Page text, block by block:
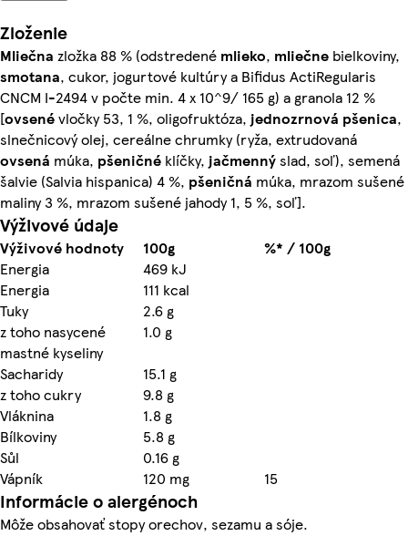
Zloženie
Mliečna zložka 88 % (odstredené mlieko, mliečne bielkoviny,
smotana, cukor, jogurtové kultúry a Bifidus ActiRegularis
CNCM I-2494 v počte min. 4 x 10^9/ 165 g) a granola 12 %
[ovsenévločky 53, 1 %, oligofruktóza, jednozrnová pšenica,
slnečnicový olej, cereálne chrumky (ryža, extrudovaná
ovsená múka, pšeničné klíčky, jačmennýslad, soľ), semená
šalvie (Salvia hispanica) 4 %, pšeničná múka, mrazom sušené
maliny 3 %, mrazom sušené jahody 1, 5 %, soľ].
Výživové údaje
Výživové hodnoty 100g
%* / 100g
Energia
469 kJ
Energia
111 kcal
Tuky
2.6 g
z toho nasycené
mastné kyseliny
1.0 g
Sacharidy
15.1 g
z toho cukry
9.8 g
Vláknina
1.8 g
Bílkoviny
5.8 g
Sůl
0.16 g
Vápník
120 mg 15
Informácie o alergénoch
Môže obsahovať stopy orechov, sezamu a sóje.